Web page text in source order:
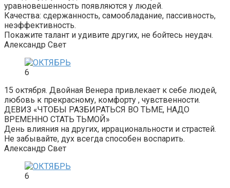
уравновешенность появляются у людей.
Качества: сдержанность, самообладание, пассивность,
неэффективность.
Покажите талант и удивите других, не бойтесь неудач.
Александр Свет
6
15 октября. Двойная Венера привлекает к себе людей,
любовь к прекрасному, комфорту , чувственности.
ДЕВИЗ «ЧТОБЫ РАЗБИРАТЬСЯ ВО ТЬМЕ, НАДО
ВРЕМЕННО СТАТЬ ТЬМОЙ»
День влияния на других, иррациональности и страстей.
Не забывайте, дух всегда способен воспарить.
Александр Свет
6